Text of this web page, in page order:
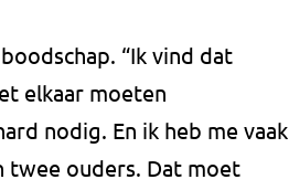
“Ik vind dat
elkaar moeten
nodig. En ik heb me vaak
twee ouders. Dat moet